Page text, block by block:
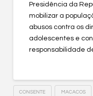
Presidência da
mobilizar a
abusos contra os
adolescentes e
responsabilidade
CONSENTE MACACOS